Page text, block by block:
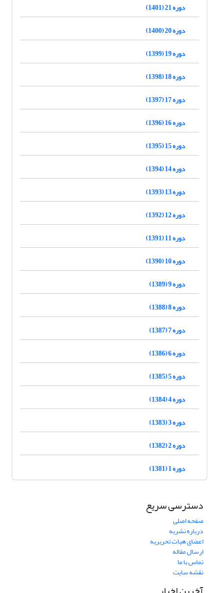
دوره 21 (1401)
دوره 20 (1400)
دوره 19 (1399)
دوره 18 (1398)
دوره 17 (1397)
دوره 16 (1396)
دوره 15 (1395)
دوره 14 (1394)
دوره 13 (1393)
دوره 12 (1392)
دوره 11 (1391)
دوره 10 (1390)
دوره 9 (1389)
دوره 8 (1388)
دوره 7 (1387)
دوره 6 (1386)
دوره 5 (1385)
دوره 4 (1384)
دوره 3 (1383)
دوره 2 (1382)
دوره 1 (1381)
دسترسی سریع
صفحه اصلی
درباره نشریه
اعضای هیات تحریریه
ارسال مقاله
تماس با ما
نقشه سایت